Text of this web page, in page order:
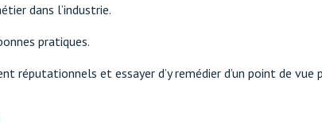
dans l’industrie.
pratiques.
réputationnels et essayer d’y remédier d’un point de vue